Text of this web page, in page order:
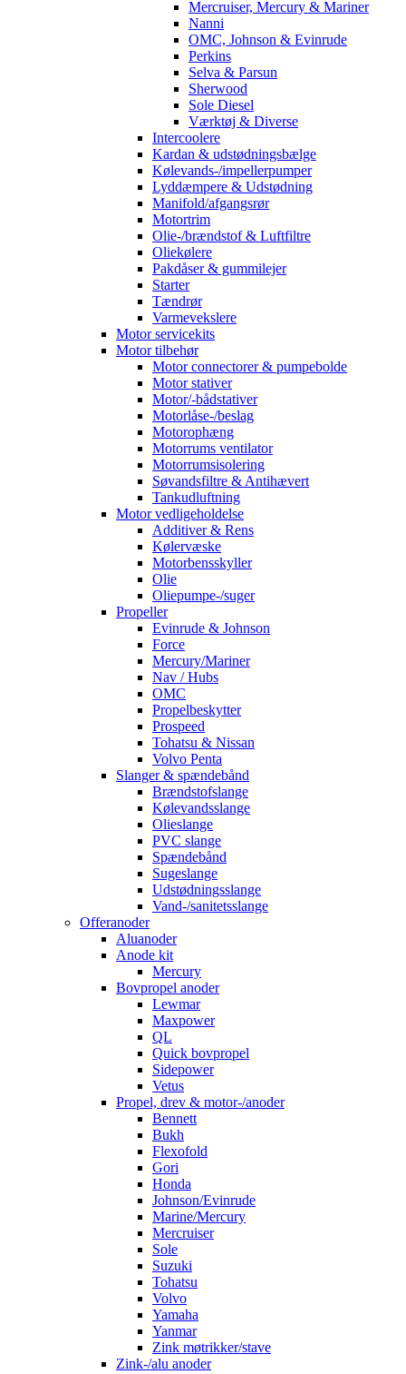
Mercruiser, Mercury & Mariner
Nanni
OMC, Johnson & Evinrude
Perkins
Selva & Parsun
Sherwood
Sole Diesel
Værktøj & Diverse
Intercoolere
Kardan & udstødningsbælge
Kølevands-/impellerpumper
Lyddæmpere & Udstødning
Manifold/afgangsrør
Motortrim
Olie-/brændstof & Luftfiltre
Oliekølere
Pakdåser & gummilejer
Starter
Tændrør
Varmevekslere
Motor servicekits
Motor tilbehør
Motor connectorer & pumpebolde
Motor stativer
Motor/-bådstativer
Motorlåse-/beslag
Motorophæng
Motorrums ventilator
Motorrumsisolering
Søvandsfiltre & Antihævert
Tankudluftning
Motor vedligeholdelse
Additiver & Rens
Kølervæske
Motorbensskyller
Olie
Oliepumpe-/suger
Propeller
Evinrude & Johnson
Force
Mercury/Mariner
Nav / Hubs
OMC
Propelbeskytter
Prospeed
Tohatsu & Nissan
Volvo Penta
Slanger & spændebånd
Brændstofslange
Kølevandsslange
Olieslange
PVC slange
Spændebånd
Sugeslange
Udstødningsslange
Vand-/sanitetsslange
Offeranoder
Aluanoder
Anode kit
Mercury
Bovpropel anoder
Lewmar
Maxpower
QL
Quick bovpropel
Sidepower
Vetus
Propel, drev & motor-/anoder
Bennett
Bukh
Flexofold
Gori
Honda
Johnson/Evinrude
Marine/Mercury
Mercruiser
Sole
Suzuki
Tohatsu
Volvo
Yamaha
Yanmar
Zink møtrikker/stave
Zink-/alu anoder